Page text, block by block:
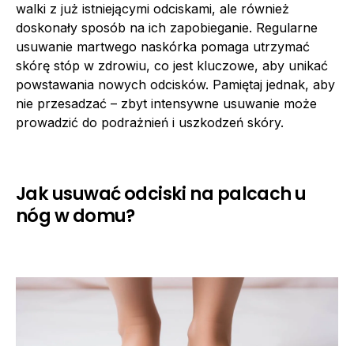
walki z już istniejącymi odciskami, ale również
doskonały sposób na ich zapobieganie. Regularne
usuwanie martwego naskórka pomaga utrzymać
skórę stóp w zdrowiu, co jest kluczowe, aby unikać
powstawania nowych odcisków. Pamiętaj jednak, aby
nie przesadzać – zbyt intensywne usuwanie może
prowadzić do podrażnień i uszkodzeń skóry.
Jak usuwać odciski na palcach u
nóg w domu?